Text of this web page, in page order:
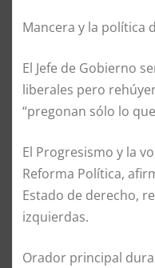
Mancera y la política
El Jefe de Gobierno
liberales pero
“pregonan sólo lo
El Progresismo y la
Reforma Política,
Estado de derecho,
izquierdas.
Orador principal